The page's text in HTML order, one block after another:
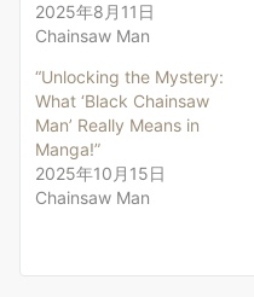
2025年8月11日
Chainsaw Man
“Unlocking the Mystery:
What ‘Black Chainsaw
Man’ Really Means in
Manga!”
2025年10月15日
Chainsaw Man